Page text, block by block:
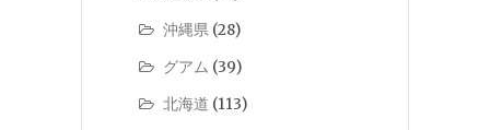
沖縄県 (28)
グアム (39)
北海道 (113)